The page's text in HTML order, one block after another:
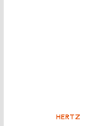
HERTZ